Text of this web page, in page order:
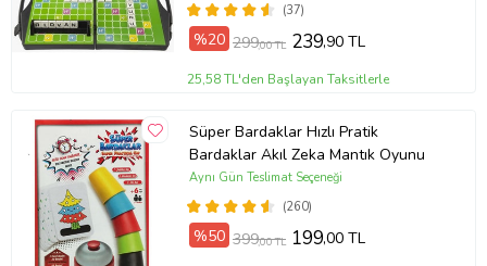
(37)
%20 299,00 TL 239,90 TL
25,58 TL'den Başlayan Taksitlerle
Süper Bardaklar Hızlı Pratik
Bardaklar Akıl Zeka Mantık Oyunu
(260)
Aynı Gün Teslimat Seçeneği
%50 399,00 TL 199,00 TL